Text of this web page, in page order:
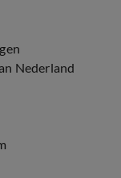
Nederland